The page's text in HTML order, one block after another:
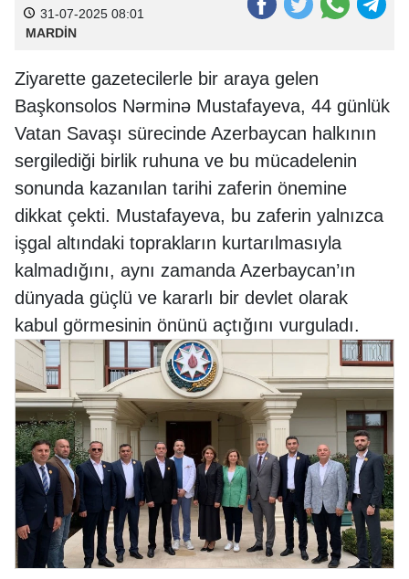
31-07-2025 08:01
MARDİN
Ziyarette gazetecilerle bir araya gelen
Başkonsolos Nərminə Mustafayeva, 44 günlük
Vatan Savaşı sürecinde Azerbaycan halkının
sergilediği birlik ruhuna ve bu mücadelenin
sonunda kazanılan tarihi zaferin önemine
dikkat çekti. Mustafayeva, bu zaferin yalnızca
işgal altındaki toprakların kurtarılmasıyla
kalmadığını, aynı zamanda Azerbaycan’ın
dünyada güçlü ve kararlı bir devlet olarak
kabul görmesinin önünü açtığını vurguladı.